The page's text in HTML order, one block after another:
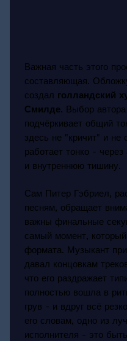
Важная часть этого
составляющая.
создал голландский
Смилде. Выбор
подчёркивает общий
здесь не "кричит" и не
работает тонко -
и внутреннюю тишину.
Сам Питер Гэбриел,
песням, обращает
важны финальные
самый момент,
формата. Музыкант
давал концовкам
что его раздражает
полностью вошла в
грув - и вдруг всё
его словам, одно из
исполнителя - это